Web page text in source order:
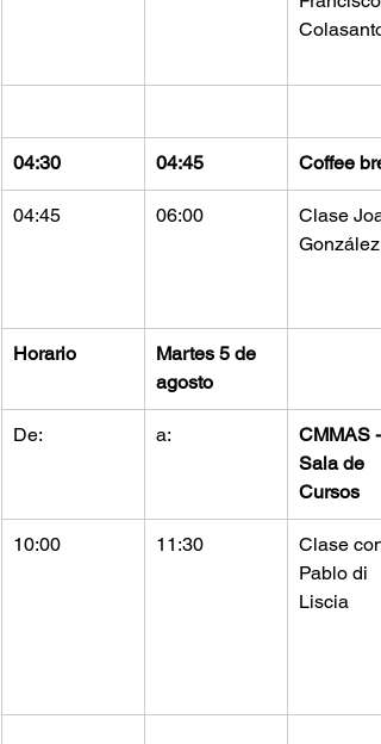
Colasanto
04:30 04:45 Coffee
04:45 06:00
Clase
González
Horario
Martes 5 de
agosto
De: a:
CMMAS -
Sala de
Cursos
10:00 11:30
Clase con
Pablo di
Liscia